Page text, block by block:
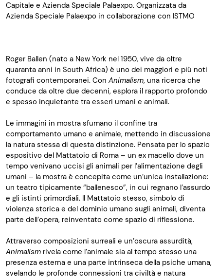
Capitale e Azienda Speciale Palaexpo. Organizzata da
Azienda Speciale Palaexpo in collaborazione con ISTMO
Roger Ballen (nato a New York nel 1950, vive da oltre
quaranta anni in South Africa) è uno dei maggiori e più noti
fotografi contemporanei. Con Animalism, una ricerca che
conduce da oltre due decenni, esplora il rapporto profondo
e spesso inquietante tra esseri umani e animali.
Le immagini in mostra sfumano il confine tra
comportamento umano e animale, mettendo in discussione
la natura stessa di questa distinzione. Pensata per lo spazio
espositivo del Mattatoio di Roma – un ex macello dove un
tempo venivano uccisi gli animali per l’alimentazione degli
umani – la mostra è concepita come un’unica installazione:
un teatro tipicamente “ballenesco”, in cui regnano l’assurdo
e gli istinti primordiali. Il Mattatoio stesso, simbolo di
violenza storica e del dominio umano sugli animali, diventa
parte dell’opera, reinventato come spazio di riflessione.
Attraverso composizioni surreali e un’oscura assurdità,
Animalism rivela come l’animale sia al tempo stesso una
presenza esterna e una parte intrinseca della psiche umana,
svelando le profonde connessioni tra civiltà e natura